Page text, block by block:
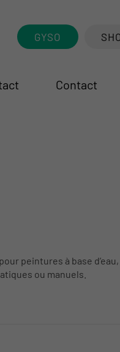
GYSO
Contact
peintures à base
ou manuels.